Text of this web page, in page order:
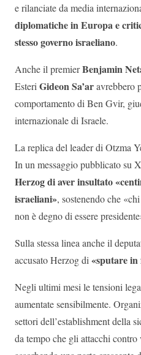
e rilanciate da media
diplomatiche in Europa e
stesso governo israeliano.
Anche il premierBenjamin
EsteriGideon Sa’aravrebbero
comportamento di Ben Gvir,
internazionale di Israele.
La replica del leader di Otzma
In un messaggio pubblicato su
Herzog di aver insultato
israeliani», sostenendo che
non è degno di essere
Sulla stessa linea anche il
accusato Herzog di«sputare
Negli ultimi mesi le tensioni
aumentate sensibilmente.
settori dell’establishment della
da tempo che gli attacchi